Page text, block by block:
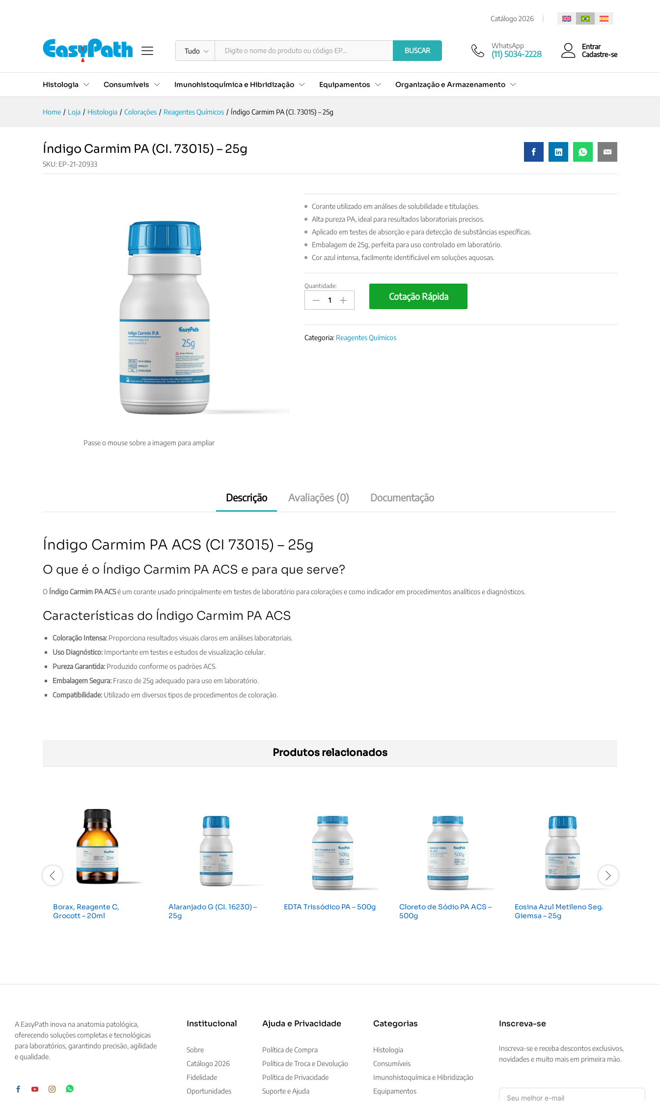
Catálogo 2026
Tudo BUSCAR
WhatsApp
(11) 5034-2228
Entrar
Cadastre-se
Histologia Consumíveis Imunohistoquímica e Hibridização Equipamentos Organização e Armazenamento
Home / Loja / Histologia / Colorações / Reagentes Químicos / Índigo Carmim PA (CI. 73015) – 25g
Índigo Carmim PA (CI. 73015) – 25g
SKU: EP-21-20933
Passe o mouse sobre a imagem para ampliar
Corante utilizado em análises de solubilidade e titulações.
Alta pureza PA, ideal para resultados laboratoriais precisos.
Aplicado em testes de absorção e para detecção de substâncias específicas.
Embalagem de 25g, perfeita para uso controlado em laboratório.
Cor azul intensa, facilmente identificável em soluções aquosas.
Índigo
Carmim
PA
–
Quantidade:
Cotação Rápida
Categoria: Reagentes Químicos
Descrição Avaliações (0) Documentação
Índigo Carmim PA ACS (CI 73015) – 25g
O que é o Índigo Carmim PA ACS e para que serve?
O Índigo Carmim PA ACSé um corante usado principalmente em testes de laboratório para colorações e como indicador em procedimentos analíticos e diagnósticos.
Características do Índigo Carmim PA ACS
Coloração Intensa: Proporciona resultados visuais claros em análises laboratoriais.
Uso Diagnóstico: Importante em testes e estudos de visualização celular.
Pureza Garantida: Produzido conforme os padrões ACS.
Embalagem Segura: Frasco de 25g adequado para uso em laboratório.
Compatibilidade: Utilizado em diversos tipos de procedimentos de coloração.
Produtos relacionados
Borax, Reagente C,
Grocott – 20ml
Alaranjado G (CI. 16230) –
25g
EDTA Trissódico PA – 500g
Cloreto de Sódio PA ACS –
500g
Eosina Azul Metileno Seg.
Giemsa – 25g
A EasyPath inova na anatomia patológica,
oferecendo soluções completas e tecnológicas
para laboratórios, garantindo precisão, agilidade
e qualidade.
Institucional
Sobre
Catálogo 2026
Fidelidade
Oportunidades
Ajuda e Privacidade
Política de Compra
Política de Troca e Devolução
Política de Privacidade
Suporte e Ajuda
Categorias
Histologia
Consumíveis
Imunohistoquímica e Hibridização
Equipamentos
Inscreva-se
Inscreva-se e receba descontos exclusivos,
novidades e muito mais em primeira mão.